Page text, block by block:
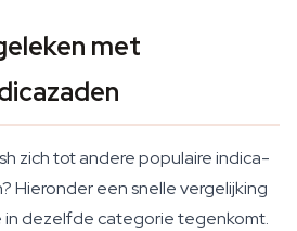
met
zich tot andere populaire indica-
Hieronder een snelle vergelijking
in dezelfde categorie tegenkomt.